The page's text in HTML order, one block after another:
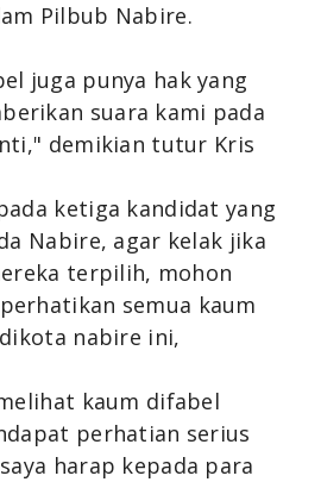
Pilbub Nabire.
juga punya hak yang
suara kami pada
demikian tutur Kris
ketiga kandidat yang
Nabire, agar kelak jika
terpilih, mohon
semua kaum
nabire ini,
kaum difabel
perhatian serius
harap kepada para